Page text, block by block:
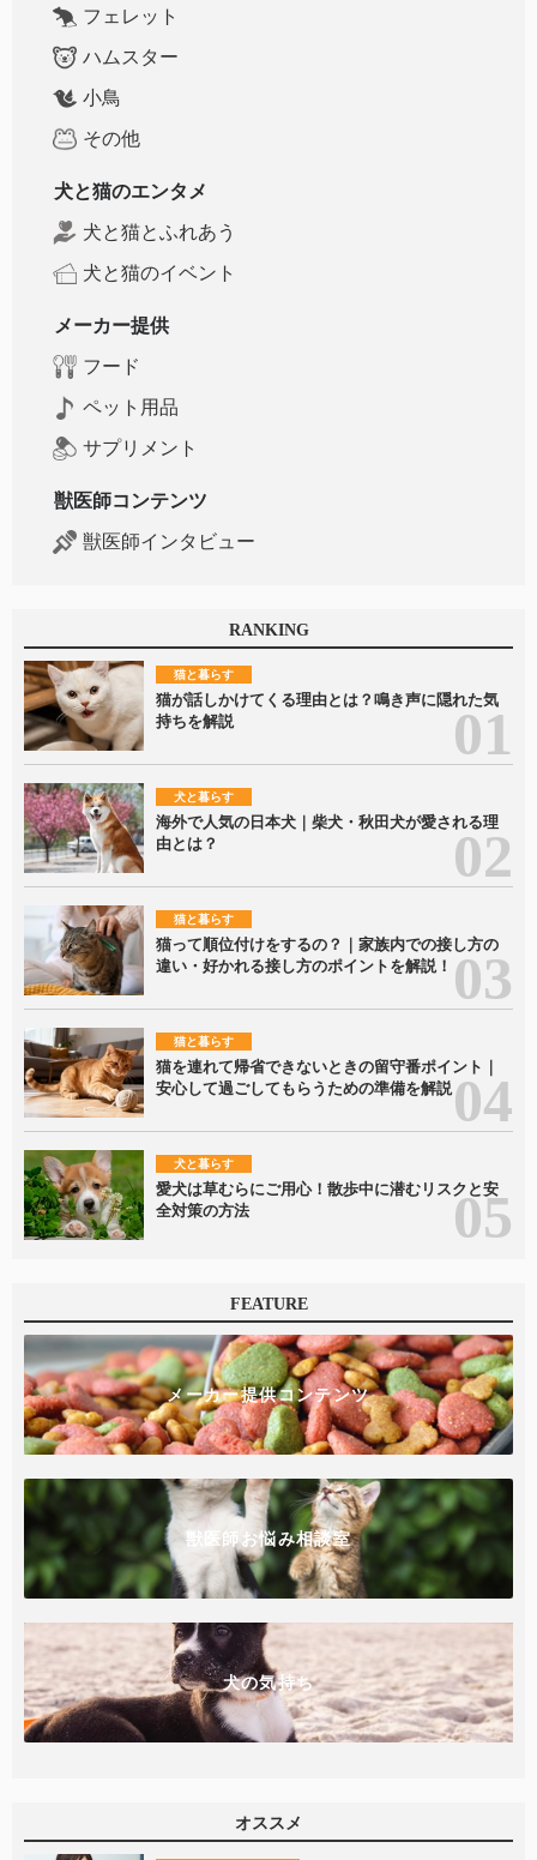
フェレット
ハムスター
小鳥
その他
犬と猫のエンタメ
犬と猫とふれあう
犬と猫のイベント
メーカー提供
フード
ペット用品
サプリメント
獣医師コンテンツ
獣医師インタビュー
RANKING
猫と暮らす
猫が話しかけてくる理由とは？鳴き声に隠れた気
持ちを解説
犬と暮らす
海外で人気の日本犬｜柴犬・秋田犬が愛される理
由とは？
猫と暮らす
猫って順位付けをするの？｜家族内での接し方の
違い・好かれる接し方のポイントを解説！
猫と暮らす
猫を連れて帰省できないときの留守番ポイント｜
安心して過ごしてもらうための準備を解説
犬と暮らす
愛犬は草むらにご用心！散歩中に潜むリスクと安
全対策の方法
FEATURE
メーカー提供コンテンツ
獣医師お悩み相談室
犬の気持ち
オススメ